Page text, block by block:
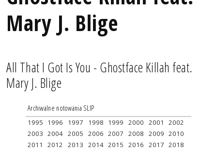
Mary J. Blige
All That I Got Is You - Ghostface Killah feat.
Mary J. Blige
Archiwalne notowania SLIP
1995 1996 1997 1998 1999 2000 2001
2002
2003 2004 2005 2006 2007 2008 2009 2010
2011
2012 2013 2014 2015 2016 2017 2018